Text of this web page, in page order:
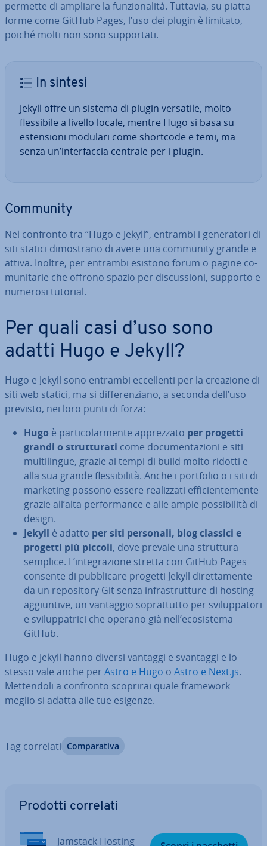
permette di ampliare la fun­zio­na­li­tà. Tuttavia, su piat­ta­
for­me come GitHub Pages, l’uso dei plugin è limitato,
poiché molti non sono sup­por­ta­ti.
In sintesi
Jekyll offre un sistema di plugin versatile, molto
fles­si­bi­le a livello locale, mentre Hugo si basa su
esten­sio­ni modulari come shortcode e temi, ma
senza un’in­ter­fac­cia centrale per i plugin.
Community
Nel confronto tra “Hugo e Jekyll”, entrambi i ge­ne­ra­to­ri di
siti statici di­mo­stra­no di avere una community grande e
attiva. Inoltre, per entrambi esistono forum o pagine co­
mu­ni­ta­rie che offrono spazio per di­scus­sio­ni, supporto e
numerosi tutorial.
Per quali casi d’uso sono
adatti Hugo e Jekyll?
Hugo e Jekyll sono entrambi ec­cel­len­ti per la creazione di
siti web statici, ma si dif­fe­ren­zia­no, a seconda dell’uso
previsto, nei loro punti di forza:
Hugo è par­ti­co­lar­men­te ap­prez­za­to per progetti
grandi o strut­tu­ra­ti come do­cu­men­ta­zio­ni e siti
mul­ti­lin­gue, grazie ai tempi di build molto ridotti e
alla sua grande fles­si­bi­li­tà. Anche i portfolio o i siti di
marketing possono essere rea­liz­za­ti ef­fi­cien­te­men­te
grazie all’alta per­for­man­ce e alle ampie pos­si­bi­li­tà di
design.
Jekyll è adatto per siti personali, blog classici e
progetti più piccoli, dove prevale una struttura
semplice. L’in­te­gra­zio­ne stretta con GitHub Pages
consente di pub­bli­ca­re progetti Jekyll di­ret­ta­men­te
da un re­po­si­to­ry Git senza in­fra­strut­tu­re di hosting
ag­giun­ti­ve, un vantaggio so­prat­tut­to per svi­lup­pa­to­ri
e svi­lup­pa­tri­ci che operano già nell’eco­si­ste­ma
GitHub.
Hugo e Jekyll hanno diversi vantaggi e svantaggi e lo
stesso vale anche per Astro e Hugo o Astro e Next.js.
Met­ten­do­li a confronto scoprirai quale framework
meglio si adatta alle tue esigenze.
Tag correlati Com­pa­ra­ti­va
Prodotti correlati
Jamstack Hosting